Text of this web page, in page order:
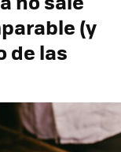
(y
de las